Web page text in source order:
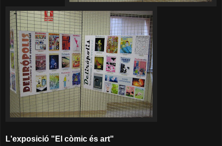
L'exposició "El còmic és art"